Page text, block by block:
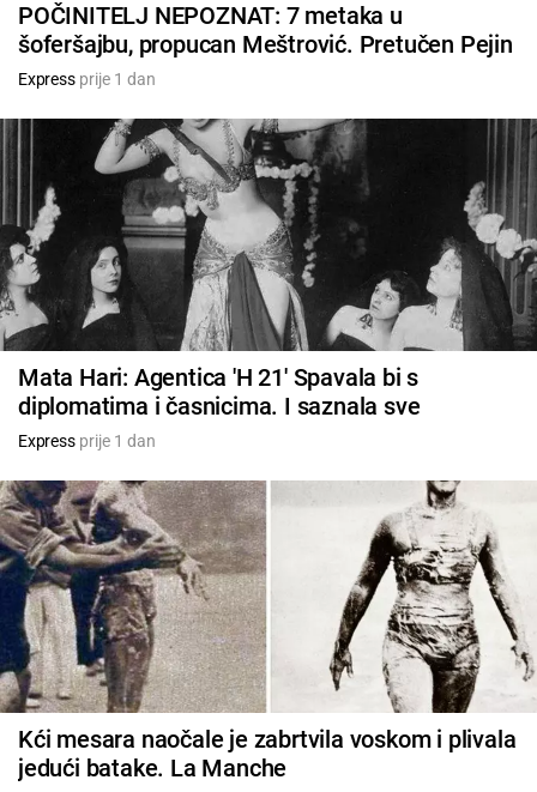
POČINITELJ NEPOZNAT: 7 metaka u
šoferšajbu, propucan Meštrović. Pretučen Pejin
Expressprije 1 dan
Mata Hari: Agentica 'H 21' Spavala bi s
diplomatima i časnicima. I saznala sve
Expressprije 1 dan
Kći mesara naočale je zabrtvila voskom i plivala
jedući batake. La Manche